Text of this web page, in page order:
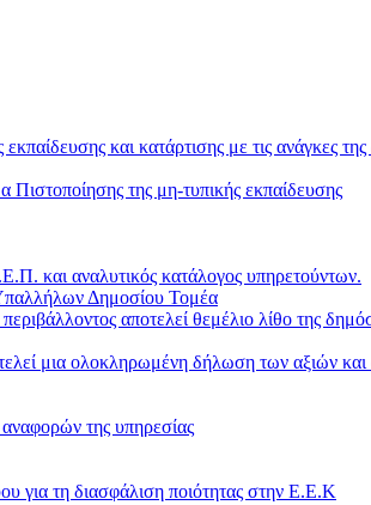
και κατάρτισης με τις ανάγκες
της μη-τυπικής εκπαίδευσης
και αναλυτικός κατάλογος υπηρετούντων.
Δημοσίου Τομέα
αποτελεί θεμέλιο λίθο της
μια ολοκληρωμένη δήλωση των αξιών
της υπηρεσίας
για τη διασφάλιση ποιότητας στην Ε.Ε.Κ